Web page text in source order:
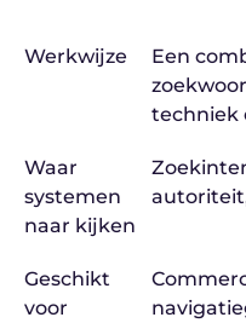
Werkwijze
Een
techniek
Waar
systemen
naar kijken
Geschikt
voor